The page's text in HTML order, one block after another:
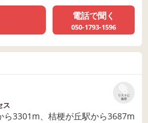
電話で聞く
050-1793-1596
リストに
保存
ス
ら3301m、桔梗が丘駅から3687m